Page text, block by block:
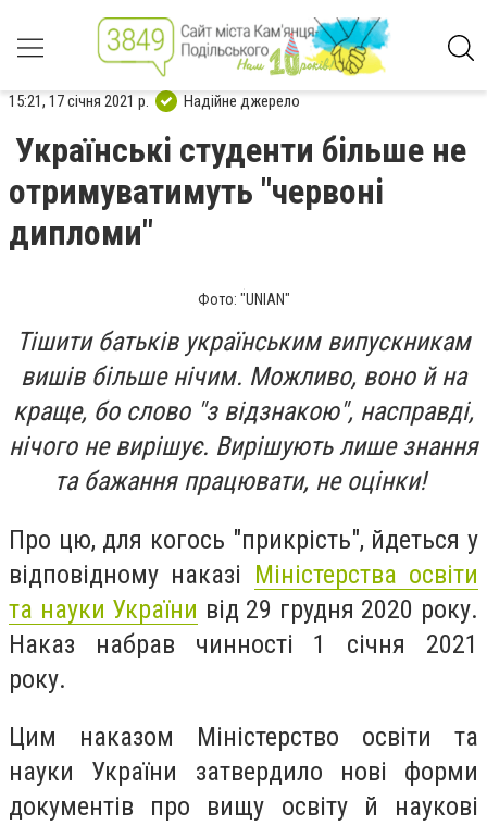
15:21, 17 січня 2021 р. Надійне джерело
Українські студенти більше не
отримуватимуть "червоні
дипломи"
Фото: "UNIAN"
Тішити батьків українським випускникам
вишів більше нічим. Можливо, воно й на
краще, бо слово "з відзнакою", насправді,
нічого не вирішує. Вирішують лише знання
та бажання працювати, не оцінки!
Про цю, для когось "прикрість", йдеться у
відповідному наказі Міністерства освіти
та науки України від 29 грудня 2020 року.
Наказ набрав чинності 1 січня 2021
року.
Цим наказом Міністерство освіти та
науки України затвердило нові форми
документів про вищу освіту й наукові